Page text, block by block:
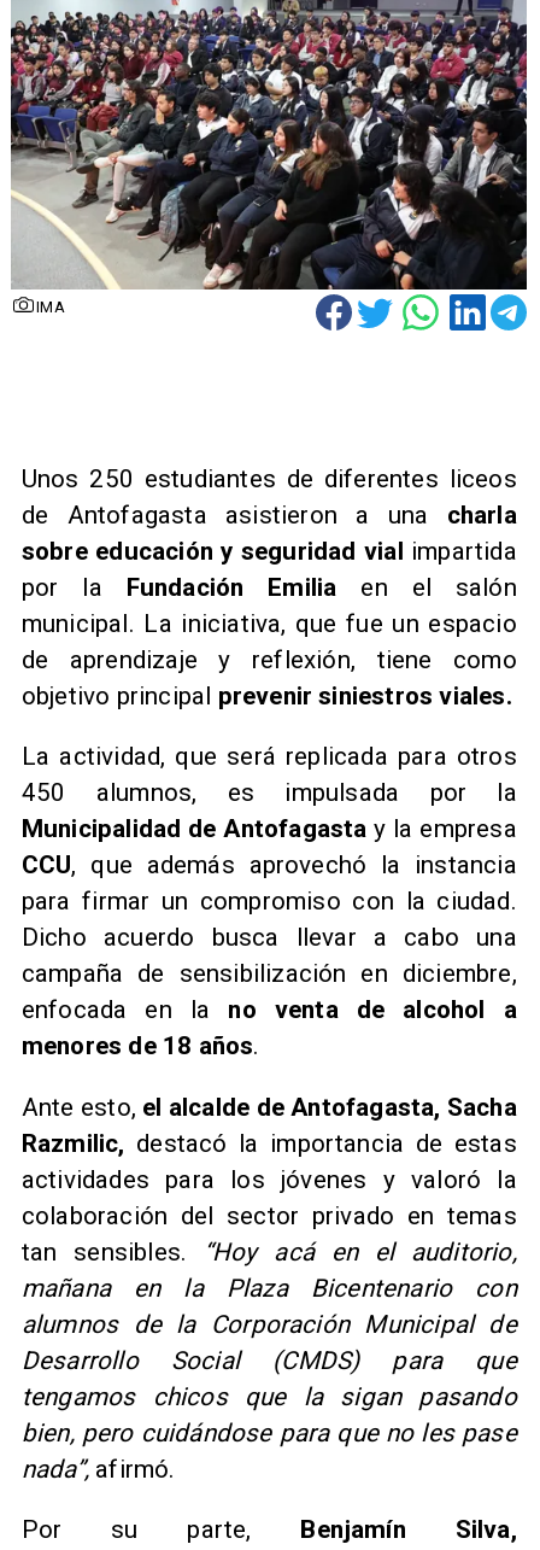
IMA
Unos 250 estudiantes de diferentes liceos
de Antofagasta asistieron a una charla
sobre educación y seguridad vial impartida
por la Fundación Emilia en el salón
municipal. La iniciativa, que fue un espacio
de aprendizaje y reflexión, tiene como
objetivo principal prevenir siniestros viales.
La actividad, que será replicada para otros
450 alumnos, es impulsada por la
Municipalidad de Antofagasta y la empresa
CCU, que además aprovechó la instancia
para firmar un compromiso con la ciudad.
Dicho acuerdo busca llevar a cabo una
campaña de sensibilización en diciembre,
enfocada en la no venta de alcohol a
menores de 18 años.
Ante esto, el alcalde de Antofagasta, Sacha
Razmilic, destacó la importancia de estas
actividades para los jóvenes y valoró la
colaboración del sector privado en temas
tan sensibles.
“Hoy acá en el auditorio,
mañana en la Plaza Bicentenario con
alumnos de la Corporación Municipal de
Desarrollo Social (CMDS) para que
tengamos chicos que la sigan pasando
bien, pero cuidándose para que no les pase
nada”, afirmó.
Por su parte, Benjamín Silva,